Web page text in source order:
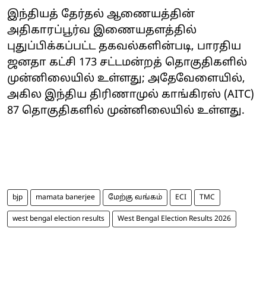
இந்தியத் தேர்தல் ஆணையத்தின்
அதிகாரப்பூர்வ இணையதளத்தில்
புதுப்பிக்கப்பட்ட தகவல்களின்படி, பாரதிய
ஜனதா கட்சி 173 சட்டமன்றத் தொகுதிகளில்
முன்னிலையில் உள்ளது; அதேவேளையில்,
அகில இந்திய திரிணாமுல் காங்கிரஸ் (AITC)
87 தொகுதிகளில் முன்னிலையில் உள்ளது.
bjp mamata banerjee மேற்கு வங்கம் ECI TMC
west bengal election results West Bengal Election Results 2026